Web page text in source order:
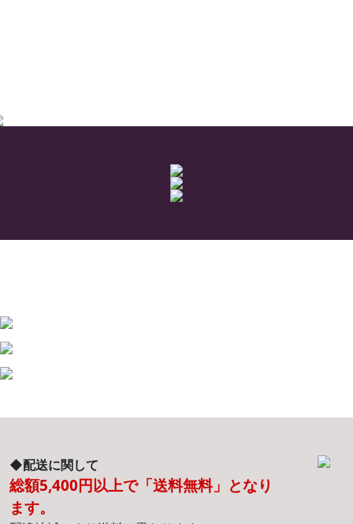
◆配送に関して
総額5,400円以上で「送料無料」となり
ます。